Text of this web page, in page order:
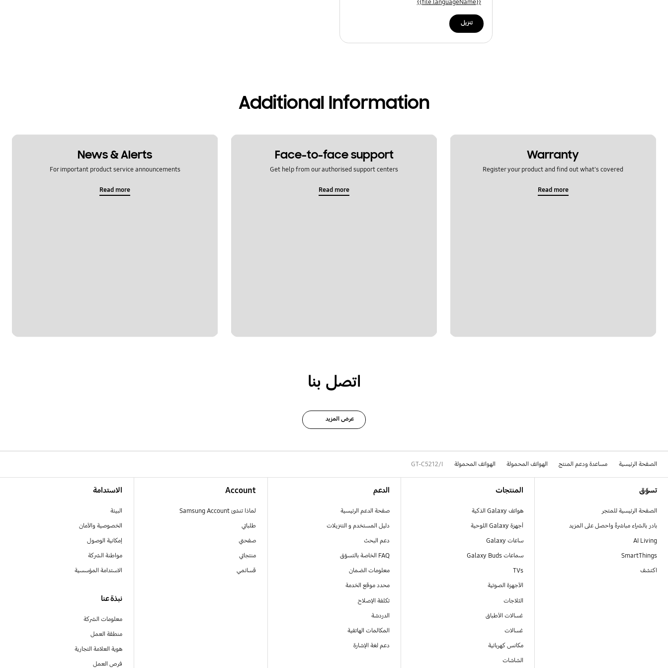
{{file.languageName}}
تنزيل
Additional Information
Warranty
Register your product and find out what's covered
Read more
Face-to-face support
Get help from our authorised support centers
Read more
News & Alerts
For important product service announcements
Read more
اتصل بنا
عرض المزيد
الصفحة الرئيسية مساعدة ودعم المنتج الهواتف المحمولة الهواتف المحمولة GT-C5212/I
تسوّق
الصفحة الرئيسية للمتجر
بادر بالشراء مباشرةً واحصل على المزيد
AI Living
SmartThings
اكتشف
المنتجات
هواتف Galaxy الذكية
أجهزة Galaxy اللوحية
ساعات Galaxy
سماعات Galaxy Buds
TVs
الأجهزة الصوتية
الثلاجات
غسالات الأطباق
غسالات
مكانس كهربائية
الشاشات
الدعم
صفحة الدعم الرئيسية
دليل المستخدم و التنزيلات
دعم البحث
FAQ الخاصة بالتسوّق
معلومات الضمان
محدد موقع الخدمة
تكلفة الإصلاح
الدردشة
المكالمات الهاتفية
دعم لغة الإشارة
Account
لماذا تنشئ Samsung Account
طلباتي
صفحتي
منتجاتي
قسائمي
الاستدامة
البيئة
الخصوصية والأمان
إمكانية الوصول
مواطنة الشركة
الاستدامة المؤسسية
نبذة عنا
معلومات الشركة
منطقة العمل
هوية العلامة التجارية
فرص العمل